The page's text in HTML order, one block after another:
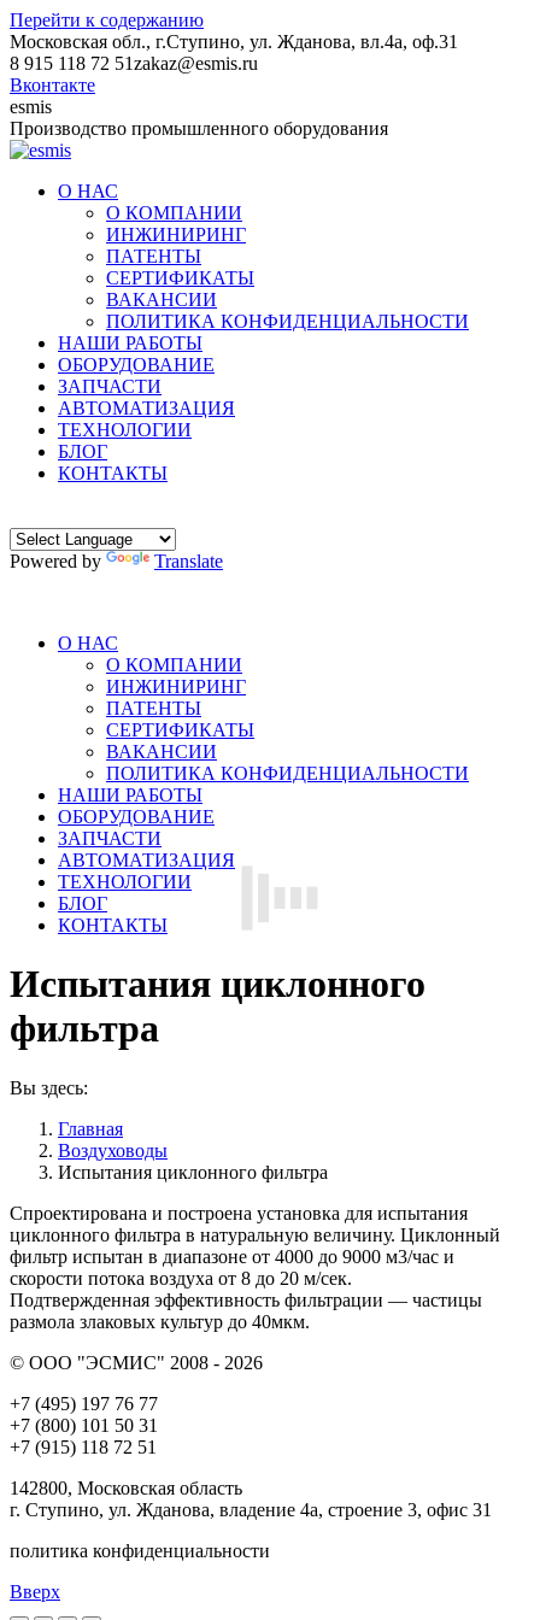
Перейти к содержанию
Московская обл., г.Ступино, ул. Жданова, вл.4а, оф.31
8 915 118 72 51zakaz@esmis.ru
Вконтакте
esmis
Производство промышленного оборудования
О НАС
О КОМПАНИИ
ИНЖИНИРИНГ
ПАТЕНТЫ
СЕРТИФИКАТЫ
ВАКАНСИИ
ПОЛИТИКА КОНФИДЕНЦИАЛЬНОСТИ
НАШИ РАБОТЫ
ОБОРУДОВАНИЕ
ЗАПЧАСТИ
АВТОМАТИЗАЦИЯ
ТЕХНОЛОГИИ
БЛОГ
КОНТАКТЫ
Powered by Translate
О НАС
О КОМПАНИИ
ИНЖИНИРИНГ
ПАТЕНТЫ
СЕРТИФИКАТЫ
ВАКАНСИИ
ПОЛИТИКА КОНФИДЕНЦИАЛЬНОСТИ
НАШИ РАБОТЫ
ОБОРУДОВАНИЕ
ЗАПЧАСТИ
АВТОМАТИЗАЦИЯ
ТЕХНОЛОГИИ
БЛОГ
КОНТАКТЫ
Испытания циклонного
фильтра
Вы здесь:
Главная
Воздуховоды
Испытания циклонного фильтра
Cпроектирована и построена установка для испытания
циклонного фильтра в натуральную величину. Циклонный
фильтр испытан в диапазоне от 4000 до 9000 м3/час и
скорости потока воздуха от 8 до 20 м/сек.
Подтвержденная эффективность фильтрации — частицы
размола злаковых культур до 40мкм.
© ООО "ЭСМИС" 2008 - 2026
+7 (495) 197 76 77
+7 (800) 101 50 31
+7 (915) 118 72 51
142800, Московская область
г. Ступино, ул. Жданова, владение 4а, строение 3, офис 31
политика конфиденциальности
Вверх